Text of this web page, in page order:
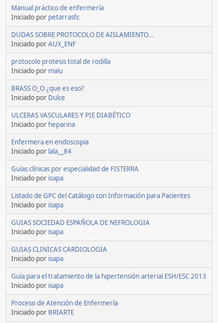
Manual práctico de enfermería
Iniciado por petarrasfc
DUDAS SOBRE PROTOCOLO DE AISLAMIENTO...
Iniciado porAUX_ENF
protocolo protesis total de rodilla
Iniciado por malu
BRASS O_O ¿que es eso?
Iniciado por Dulce
ULCERAS VASCULARES Y PIE DIABÉTICO
Iniciado por heparina
Enfermera en endoscopia
Iniciado por lala__84
Guías clínicas por especialidad de FISTERRA
Iniciado por isapa
Listado de GPC del Catálogo con Información para Pacientes
Iniciado por isapa
GUIAS SOCIEDAD ESPAÑOLA DE NEFROLOGIA
Iniciado por isapa
GUIAS CLINICAS CARDIOLOGIA
Iniciado por isapa
Guía para el tratamiento de la hipertensión arterial ESH/ESC 2013
Iniciado por isapa
Proceso de Atención de Enfermería
Iniciado por BRIARTE